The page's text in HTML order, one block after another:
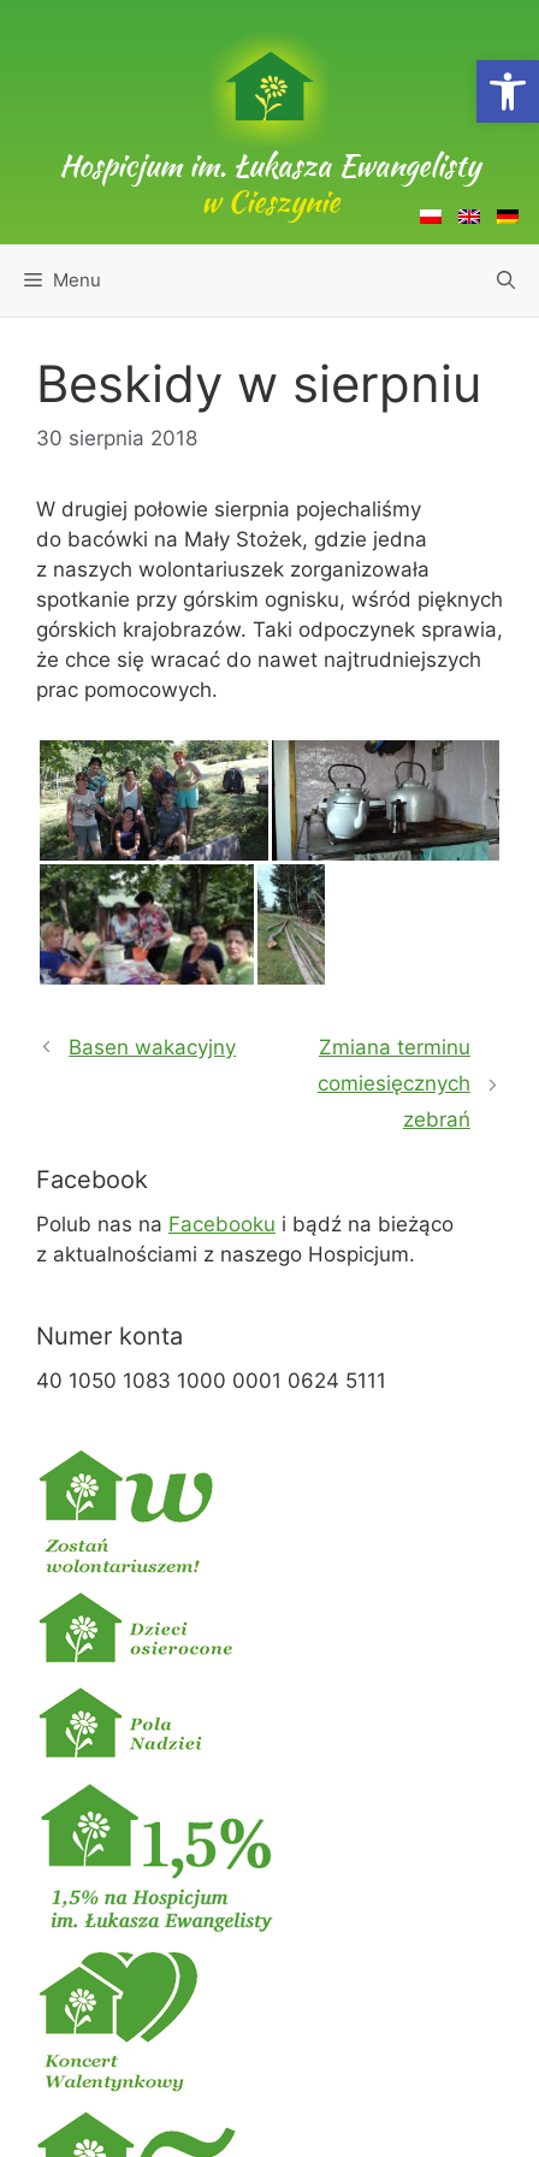
Hospicjum im. Łukasza Ewangelisty
w Cieszynie
Menu
Beskidy w sierpniu
30 sierpnia 2018
W drugiej połowie sierpnia pojechaliśmy
do bacówki na Mały Stożek, gdzie jedna
z naszych wolontariuszek zorganizowała
spotkanie przy górskim ognisku, wśród pięknych
górskich krajobrazów. Taki odpoczynek sprawia,
że chce się wracać do nawet najtrudniejszych
prac pomocowych.
Basen wakacyjny
Zmiana terminu
comiesięcznych
zebrań
Facebook
Polub nas na Facebooku i bądź na bieżąco
z aktualnościami z naszego Hospicjum.
Numer konta
40 1050 1083 1000 0001 0624 5111